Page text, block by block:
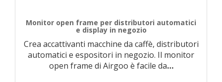
Monitor open frame per distributori automatici
e display in negozio
Crea accattivanti macchine da caffè, distributori
automatici e espositori in negozio. Il monitor
open frame di Airgoo è facile da…